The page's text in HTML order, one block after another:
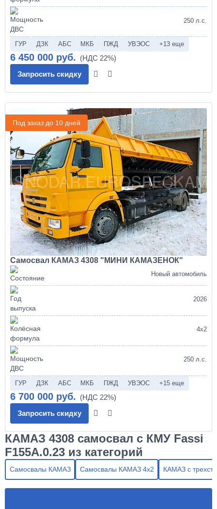
250 л.с.
ГУР ДЗК АБС МКБ ПЖД УВЭОС +13 еще
6 450 000 руб.
Запросить скидку
Под заказ до 10 дней
Самосвал КАМАЗ 4308 "МИНИ КАМАЗЕНОК"
Новый автомобиль
2026
4х2
250 л.с.
ГУР ДЗК АБС МКБ ПЖД УВЭОС +15 еще
6 700 000 руб.
Запросить скидку
КАМАЗ 4308 самосвал с КМУ Fassi
F155A.0.23 из категорий
Самосвалы КАМАЗ Самосвалы КАМАЗ 4х2 КАМАЗ с